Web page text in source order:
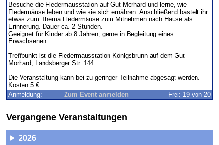
Besuche die Fledermausstation auf Gut Morhard und lerne, wie
Fledermäuse leben und wie sie sich ernähren. Anschließend bastelt ihr
etwas zum Thema Fledermäuse zum Mitnehmen nach Hause als
Erinnerung. Dauer ca. 2 Stunden.
Geeignet für Kinder ab 8 Jahren, gerne in Begleitung eines
Erwachsenen.
Treffpunkt ist die Fledermausstation Königsbrunn auf dem Gut
Morhard, Landsberger Str. 144.
Die Veranstaltung kann bei zu geringer Teilnahme abgesagt werden.
Kosten 5 €
Anmeldung:
Zum Event anmelden Frei: 19 von 20
Vergangene Veranstaltungen
2026